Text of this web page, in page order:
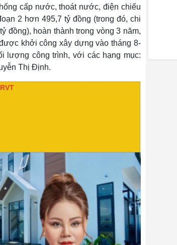
cấp nước, thoát nước, điện chiếu
2 hơn 495,7 tỷ đồng (trong đó, chi
đồng), hoàn thành trong vòng 3 năm,
khởi công xây dựng vào tháng 8-
lượng công trình, với các hạng mục:
Thị Định.